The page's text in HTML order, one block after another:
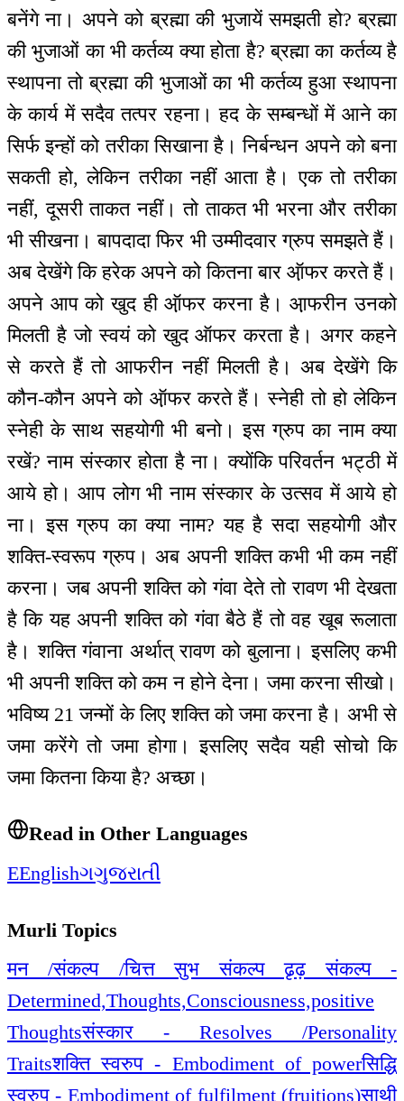
बनेंगे ना। अपने को ब्रह्मा की भुजायें समझती हो? ब्रह्मा
की भुजाओं का भी कर्तव्य क्या होता है? ब्रह्मा का कर्तव्य है
स्थापना तो ब्रह्मा की भुजाओं का भी कर्तव्य हुआ स्थापना
के कार्य में सदैव तत्पर रहना। हद के सम्बन्धों में आने का
सिर्फ इन्हों को तरीका सिखाना है। निर्बन्धन अपने को बना
सकती हो, लेकिन तरीका नहीं आता है। एक तो तरीका
नहीं, दूसरी ताकत नहीं। तो ताकत भी भरना और तरीका
भी सीखना। बापदादा फिर भी उम्मीदवार ग्रुप समझते हैं।
अब देखेंगे कि हरेक अपने को कितना बार ऑ़फर करते हैं।
अपने आप को खुद ही ऑ़फर करना है। आ़फरीन उनको
मिलती है जो स्वयं को खुद ऑफर करता है। अगर कहने
से करते हैं तो आफरीन नहीं मिलती है। अब देखेंगे कि
कौन-कौन अपने को ऑ़फर करते हैं। स्नेही तो हो लेकिन
स्नेही के साथ सहयोगी भी बनो। इस ग्रुप का नाम क्या
रखें? नाम संस्कार होता है ना। क्योंकि परिवर्तन भट्ठी में
आये हो। आप लोग भी नाम संस्कार के उत्सव में आये हो
ना। इस ग्रुप का क्या नाम? यह है सदा सहयोगी और
शक्ति-स्वरूप ग्रुप। अब अपनी शक्ति कभी भी कम नहीं
करना। जब अपनी शक्ति को गंवा देते तो रावण भी देखता
है कि यह अपनी शक्ति को गंवा बैठे हैं तो वह खूब रूलाता
है। शक्ति गंवाना अर्थात् रावण को बुलाना। इसलिए कभी
भी अपनी शक्ति को कम न होने देना। जमा करना सीखो।
भविष्य 21 जन्मों के लिए शक्ति को जमा करना है। अभी से
जमा करेंगे तो जमा होगा। इसलिए सदैव यही सोचो कि
जमा कितना किया है? अच्छा।
Read in Other Languages
EEnglishગગુજરાતી
Murli Topics
मन /संकल्प /चित्त सुभ संकल्प ढृढ़ संकल्प -
Determined,Thoughts,Consciousness,positive
Thoughtsसंस्कार - Resolves /Personality
Traitsशक्ति स्वरुप - Embodiment of powerसिद्धि
स्वरुप - Embodiment of fulfilment (fruitions)साथी